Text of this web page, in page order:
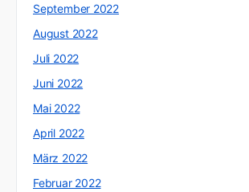
September 2022
August 2022
Juli 2022
Juni 2022
Mai 2022
April 2022
März 2022
Februar 2022